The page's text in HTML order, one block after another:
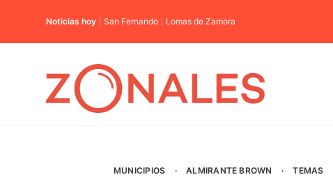
Noticias hoy San Fernando Lomas de Zamora
MUNICIPIOS · ALMIRANTE BROWN · TEMAS